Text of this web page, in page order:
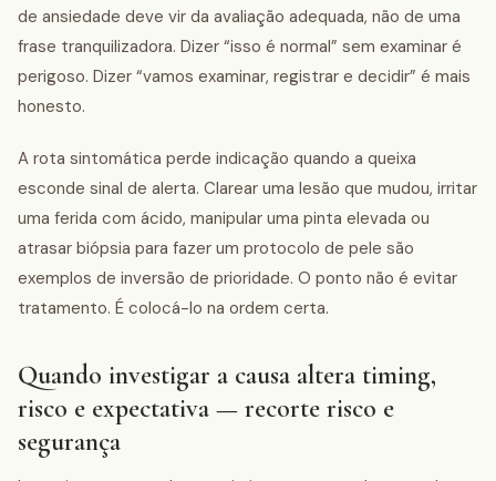
de ansiedade deve vir da avaliação adequada, não de uma
frase tranquilizadora. Dizer “isso é normal” sem examinar é
perigoso. Dizer “vamos examinar, registrar e decidir” é mais
honesto.
A rota sintomática perde indicação quando a queixa
esconde sinal de alerta. Clarear uma lesão que mudou, irritar
uma ferida com ácido, manipular uma pinta elevada ou
atrasar biópsia para fazer um protocolo de pele são
exemplos de inversão de prioridade. O ponto não é evitar
tratamento. É colocá-lo na ordem certa.
Quando investigar a causa altera timing,
risco e expectativa — recorte risco e
segurança